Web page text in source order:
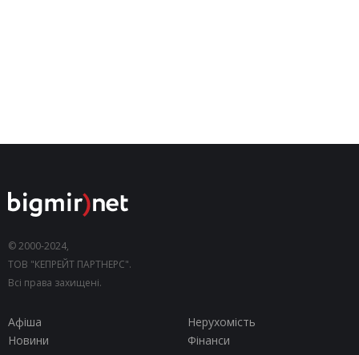
© 2000-2024,
ТОВ "КЕПРЕЙТ ПАРТНЕРС".
Всі права захищені.
Афіша
Нерухомість
Новини
Фінанси